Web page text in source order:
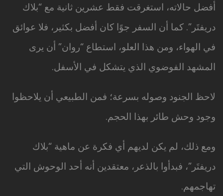
أفضل حالاته، استغرقت فقط عشرين ثانية مع “بلاك
دريفتَر”. كما أن السفر جوًا كان أفضل بكثير، فلا عوائق
في الهواء، ومن هذا العلو، استطاع “روان” أن يرى
المشهد الفوضوي الذي يتشكل في الأسفل.
لاحظ الجنود وصوله بسرعة؛ فمن الطبيعي أن يلاحظوا
وجود وحش طائر بهذا الحجم.
ومع ذلك، لم يكن لديهم أي فكرة عن ماهية “بلاك
دريفتَر”، فبدأوا بالذعر، معتقدين أنه أحد الوحوش التي
تهاجمهم.